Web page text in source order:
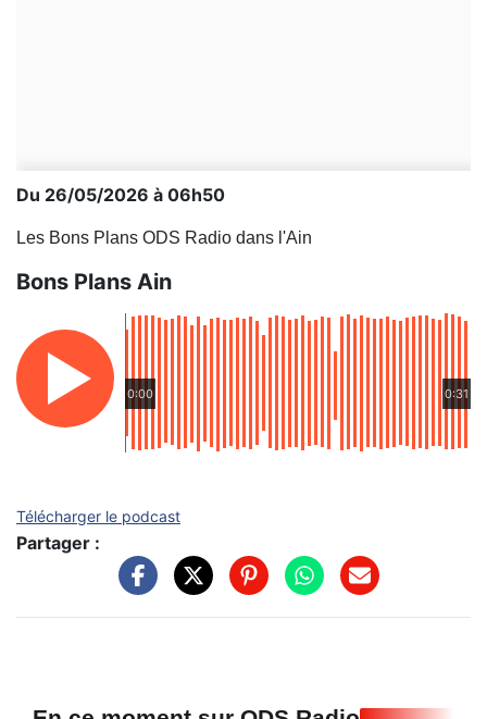
Du 26/05/2026 à 06h50
Les Bons Plans ODS Radio dans l'Ain
Bons Plans Ain
0:00 0:31
Télécharger le podcast
Partager :